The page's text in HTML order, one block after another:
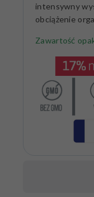
intensywny
obciążenie
Zawartość